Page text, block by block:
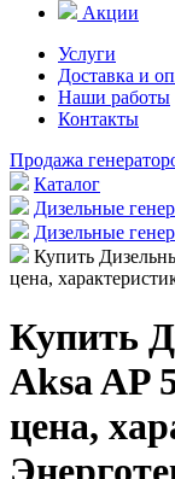
Акции
Услуги
Доставка и
Наши работы
Контакты
Продажа
Каталог
Дизельные
Дизельные
Купить
цена,
Купить
Aksa AP
цена,